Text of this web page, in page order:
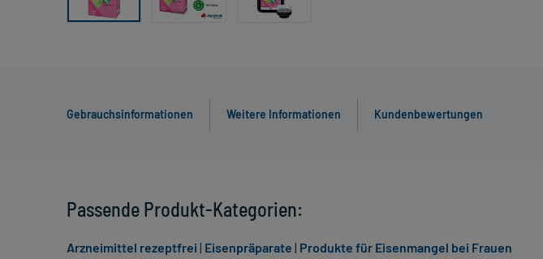
Gebrauchsinformationen Weitere Informationen Kundenbewertungen
Passende Produkt-Kategorien:
Arzneimittel rezeptfrei | Eisenpräparate | Produkte für Eisenmangel bei Frauen